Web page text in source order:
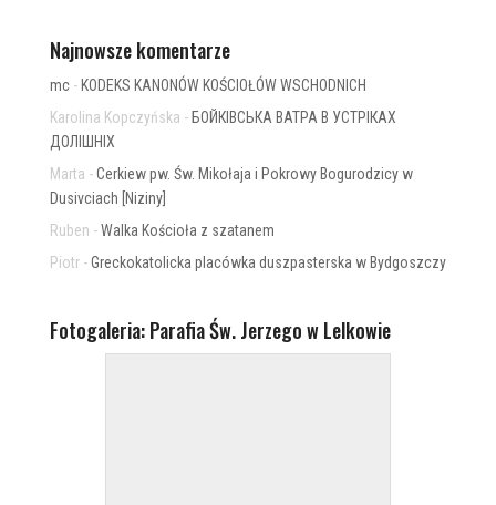
Najnowsze komentarze
mc- KODEKS KANONÓW KOŚCIOŁÓW WSCHODNICH
Karolina Kopczyńska - БОЙКІВСЬКА ВАТРА В УСТРІКАХ
ДОЛІШНІХ
Marta -Cerkiew pw. Św. Mikołaja i Pokrowy Bogurodzicy w
Dusivciach [Niziny]
Ruben -Walka Kościoła z szatanem
Piotr-Greckokatolicka placówka duszpasterska w Bydgoszczy
Fotogaleria: Parafia Św. Jerzego w Lelkowie